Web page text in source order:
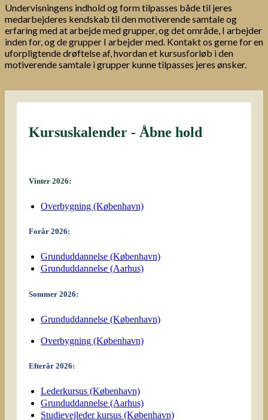
Undervisningens indhold og form tilpasses både til jeres
medarbejderes kendskab til den motiverende samtale og
erfaring med at arbejde med grupper, og det område, I arbejder
inden for, og de grupper I arbejder med. Kontakt os gerne for en
uforpligtende drøftelse af, hvordan et kursusforløb i den
motiverende samtale i grupper kunne tilpasses jeres ønsker.
Kursuskalender - Åbne hold
Vinter 2026:
Overbygning (København)
Forår 2026:
Grunduddannelse (København)
Grunduddannelse (Aarhus)
Sommer 2026:
Grunduddannelse (København)
Overbygning (København)
Efterår 2026:
Lederkursus (København)
Grunduddannelse (Aarhus)
Studievejleder kursus (København)